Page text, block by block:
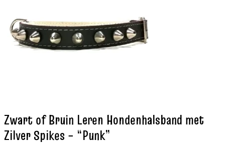
Zwart of Bruin Leren Hondenhalsband met
Zilver Spikes – “Punk”